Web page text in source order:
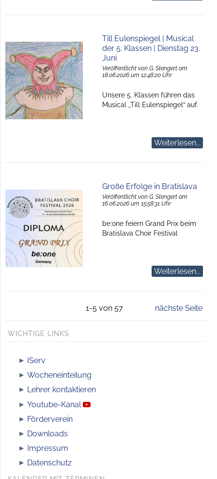
Till Eulenspiegel | Musical
der 5. Klassen | Dienstag 23.
Juni
Veröffentlicht von G. Stengert am
18.06.2026 um 12:48:20 Uhr
Unsere 5. Klassen führen das
Musical „Till Eulenspiegel“ auf.
Weiterlesen...
Große Erfolge in Bratislava
Veröffentlicht von G. Stengert am
16.06.2026 um 15:58:31 Uhr
be:one feiern Grand Prix beim
Bratislava Choir Festival
Weiterlesen...
1-5 von 57 nächste Seite
WICHTIGE LINKS
IServ
Wocheneinteilung
Lehrer kontaktieren
Youtube-Kanal
Förderverein
Downloads
Impressum
Datenschutz